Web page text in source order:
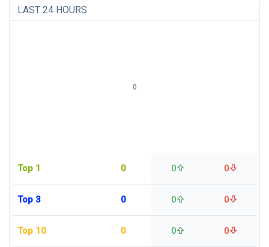
LAST 24 HOURS
Top 1 0 0 0
Top 3 0 0 0
Top 10 0 0 0
0